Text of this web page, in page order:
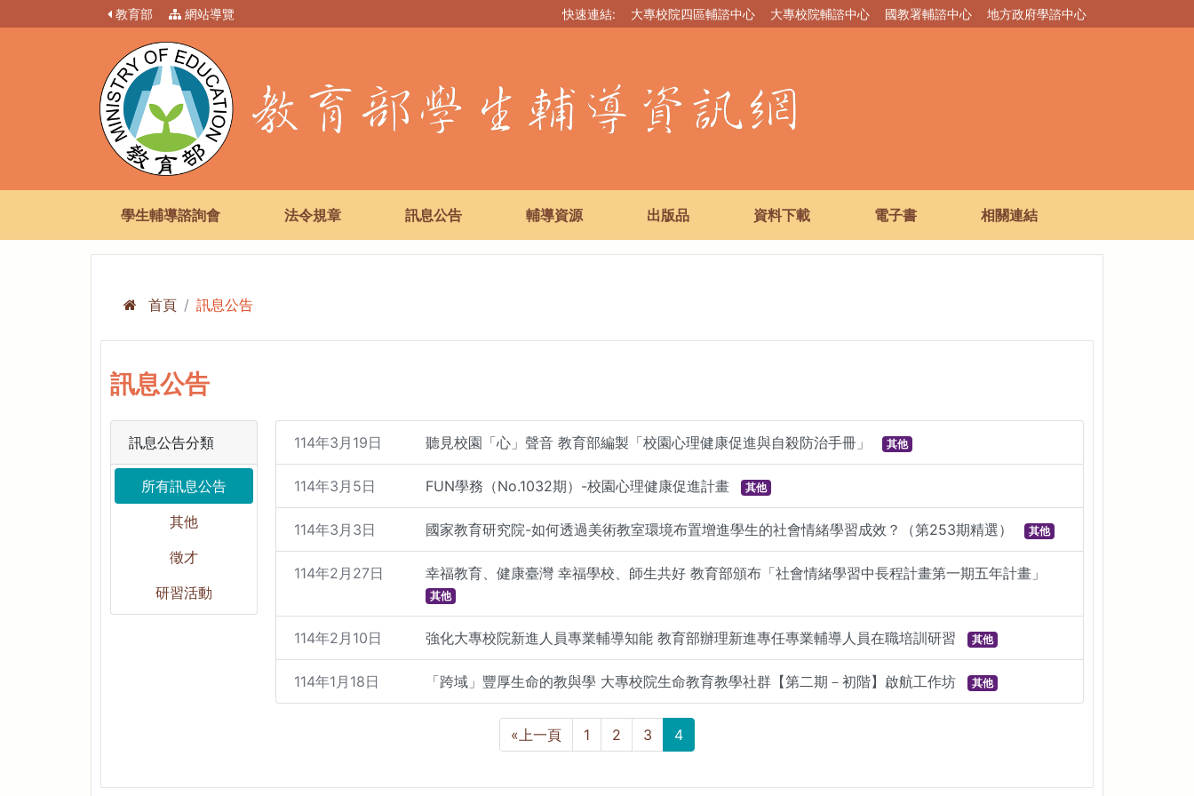
教育部 網站導覽 快速連結: 大專校院四區輔諮中心 大專校院輔諮中心 國教署輔諮中心 地方政府學諮中心
學生輔導諮詢會 法令規章 訊息公告 輔導資源 出版品 資料下載 電子書 相關連結
首頁 訊息公告
訊息公告
訊息公告分類
所有訊息公告
其他
徵才
研習活動
114年3月19日 聽見校園「心」聲音 教育部編製「校園心理健康促進與自殺防治手冊」 其他
114年3月5日 FUN學務（No.1032期）-校園心理健康促進計畫 其他
114年3月3日 國家教育研究院-如何透過美術教室環境布置增進學生的社會情緒學習成效？（第253期精選） 其他
114年2月27日 幸福教育、健康臺灣 幸福學校、師生共好 教育部頒布「社會情緒學習中長程計畫第一期五年計畫」
其他
114年2月10日 強化大專校院新進人員專業輔導知能 教育部辦理新進專任專業輔導人員在職培訓研習 其他
114年1月18日 「跨域」豐厚生命的教與學 大專校院生命教育教學社群【第二期－初階】啟航工作坊 其他
«上一頁 1 2 3 4